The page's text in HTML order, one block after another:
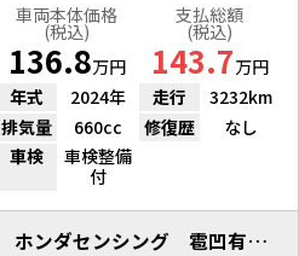
車両本体価格
(税込)
136.8万円
支払総額
(税込)
143.7万円
年式
2024年 走行
3232km
排気量
660cc 修復歴
なし
車検
車検整備
付
ホンダ シャトルＨＶ-Ｘ ホンダセンシング 雹凹有 フルセグナビ